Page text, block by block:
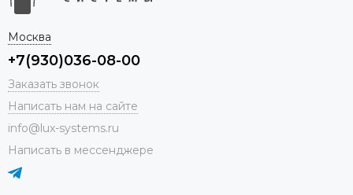
Москва
+7(930)036-08-00
Заказать звонок
Написать нам на сайте
info@lux-systems.ru
Написать в мессенджере